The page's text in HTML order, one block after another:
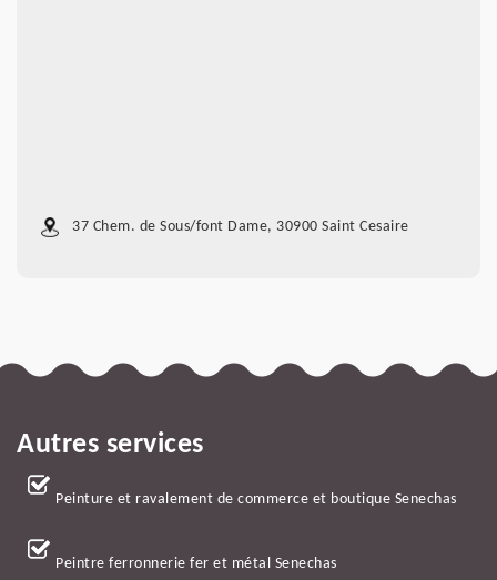
37 Chem. de Sous/font Dame, 30900 Saint Cesaire
Autres services
Peinture et ravalement de commerce et boutique Senechas
Peintre ferronnerie fer et métal Senechas